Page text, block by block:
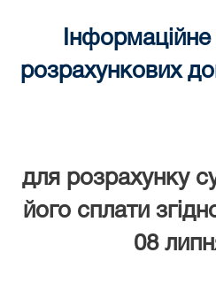
розрахункових
для розрахунку
його сплати
08